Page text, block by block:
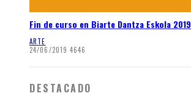
Fin de curso en Biarte Dantza Eskola 2019
ARTE
24/06/2019 4646
DESTACADO